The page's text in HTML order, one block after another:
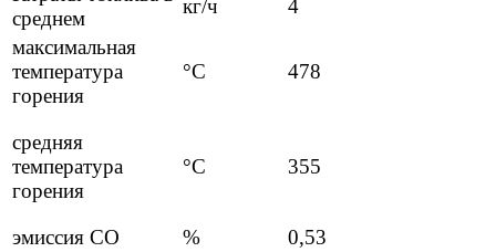
среднем
кг/ч
4
максимальная
температура
горения
°C 478
средняя
температура
горения
°C 355
эмиссия СО %
0,53